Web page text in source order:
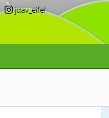
jdav_eifel